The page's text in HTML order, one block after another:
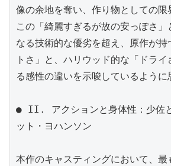
像の余地を奪い、作り物としての限
この「綺麗すぎるが故の安っぽさ
なる技術的な優劣を超え、原作が持
トさ」と、ハリウッド的な「ドラ
る感性の違いを示唆しているように
● II. アクションと身体性：少佐
ット・ヨハンソン
本作のキャスティングにおいて、最